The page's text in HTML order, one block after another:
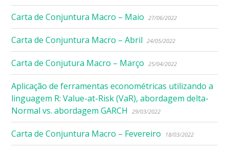
Carta de Conjuntura Macro – Maio 27/06/2022
Carta de Conjuntura Macro – Abril 24/05/2022
Carta de Conjutura Macro – Março 25/04/2022
Aplicação de ferramentas econométricas utilizando a
linguagem R: Value-at-Risk (VaR), abordagem delta-
Normal vs. abordagem GARCH
29/03/2022
Carta de Conjuntura Macro – Fevereiro 18/03/2022